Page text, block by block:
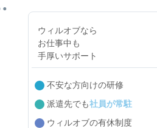
ウィルオブなら
お仕事中も
手厚いサポート
不安な方向けの研修
派遣先でも社員が常駐
ウィルオブの有休制度